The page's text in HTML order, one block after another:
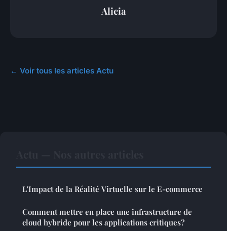
Alicia
← Voir tous les articles Actu
L'Impact de la Réalité Virtuelle sur le E-commerce
Comment mettre en place une infrastructure de
cloud hybride pour les applications critiques?